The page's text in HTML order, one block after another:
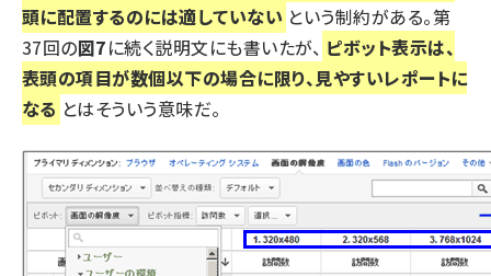
頭に配置するのには適していない という制約がある。第
37回の図7に続く説明文にも書いたが、 ピボット表示は、
表頭の項目が数個以下の場合に限り、見やすいレポートに
なる とはそういう意味だ。